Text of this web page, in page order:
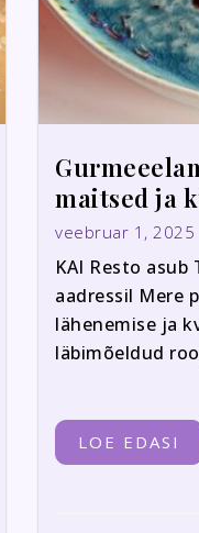
maitsed ja
veebruar 1, 2025
KAI Resto
aadressil Mere
lähenemise ja
läbimõeldud
LOE EDASI